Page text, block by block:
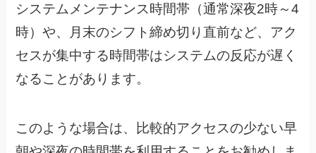
システムメンテナンス時間帯（通常深夜2時～4
時）や、月末のシフト締め切り直前など、アク
セスが集中する時間帯はシステムの反応が遅く
なることがあります。
このような場合は、比較的アクセスの少ない早